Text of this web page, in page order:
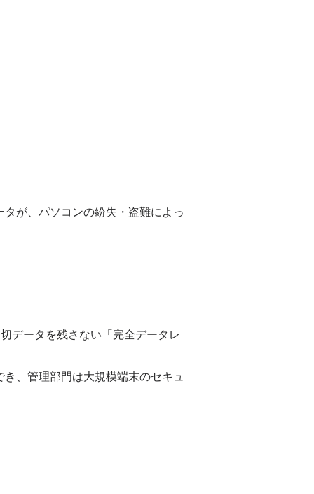
が、パソコンの紛失・盗難によっ
データを残さない「完全データレ
、管理部門は大規模端末のセキュ
に削減。